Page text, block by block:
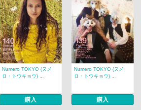
Numero TOKYO (ヌメ
ロ・トウキョウ) ...
購入
Numero TOKYO (ヌメ
ロ・トウキョウ) ...
購入